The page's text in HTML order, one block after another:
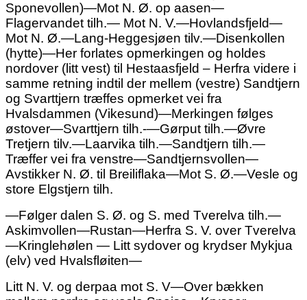
Sponevollen)—Mot N. Ø. op aasen—
Flagervandet tilh.— Mot N. V.—Hovlandsfjeld—
Mot N. Ø.—Lang-Heggesjøen tilv.—Disenkollen
(hytte)—Her forlates opmerkingen og holdes
nordover (litt vest) til Hestaasfjeld – Herfra videre i
samme retning indtil der mellem (vestre) Sandtjern
og Svarttjern træffes opmerket vei fra
Hvalsdammen (Vikesund)—Merkingen følges
østover—Svarttjern tilh.-—Gørput tilh.—Øvre
Tretjern tilv.—Laarvika tilh.—Sandtjern tilh.—
Træffer vei fra venstre—Sandtjernsvollen—
Avstikker N. Ø. til Breiliflaka—Mot S. Ø.—Vesle og
store Elgstjern tilh.
—Følger dalen S. Ø. og S. med Tverelva tilh.—
Askimvollen—Rustan—Herfra S. V. over Tverelva
—Kringlehølen — Litt sydover og krydser Mykjua
(elv) ved Hvalsfløiten—
Litt N. V. og derpaa mot S. V—Over bækken